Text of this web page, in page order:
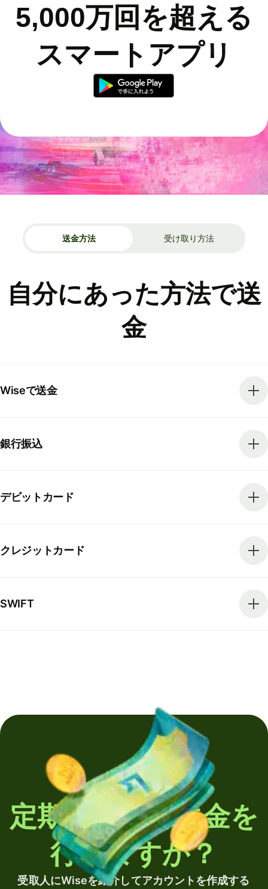
5,000万回を超える
スマートアプリ
送金方法 受け取り方法
自分にあった方法で送
金
Wiseで送金
銀行振込
デビットカード
クレジットカード
SWIFT
定期的に海外送金を
行いますか？
受取人にWiseを紹介してアカウントを作成する